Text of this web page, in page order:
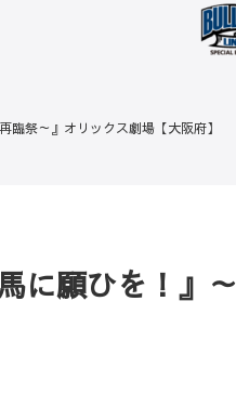
祭～』オリックス劇場【大阪府】
に願ひを！』～